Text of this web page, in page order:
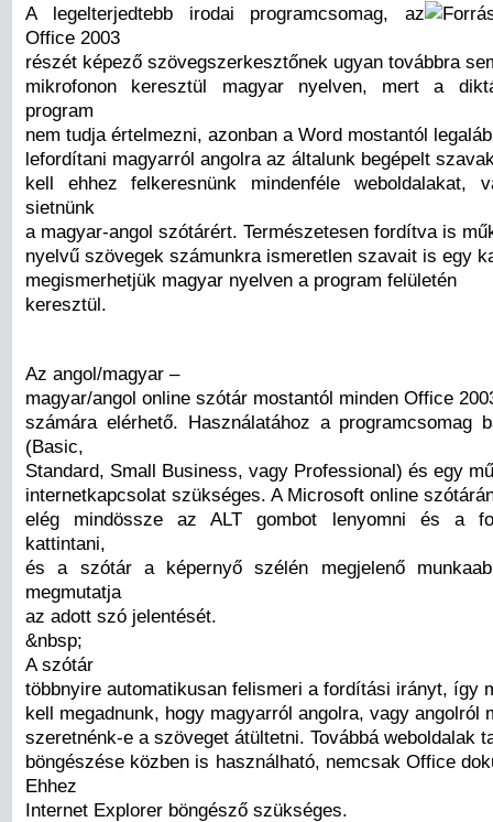
A legelterjedtebb irodai programcsomag, az
Office 2003
részét képező szövegszerkesztőnek ugyan továbbra
mikrofonon keresztül magyar nyelven, mert a
program
nem tudja értelmezni, azonban a Word mostantól
lefordítani magyarról angolra az általunk begépelt
kell ehhez felkeresnünk mindenféle weboldalakat,
sietnünk
a magyar-angol szótárért. Természetesen fordítva is
nyelvű szövegek számunkra ismeretlen szavait is egy
megismerhetjük magyar nyelven a program felületén
keresztül.
Az angol/magyar –
magyar/angol online szótár mostantól minden Office
számára elérhető. Használatához a programcsomag
(Basic,
Standard, Small Business, vagy Professional) és egy
internetkapcsolat szükséges. A Microsoft online
elég mindössze az ALT gombot lenyomni és a
kattintani,
és a szótár a képernyő szélén megjelenő
megmutatja
az adott szó jelentését.
&nbsp;
A szótár
többnyire automatikusan felismeri a fordítási irányt, így
kell megadnunk, hogy magyarról angolra, vagy angolról
szeretnénk-e a szöveget átültetni. Továbbá weboldalak
böngészése közben is használható, nemcsak Office
Ehhez
Internet Explorer böngésző szükséges.